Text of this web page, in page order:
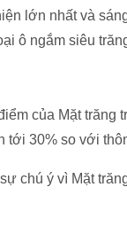
lớn nhất và
ô ngắm siêu
của Mặt trăng
tới 30% so với
chú ý vì Mặt